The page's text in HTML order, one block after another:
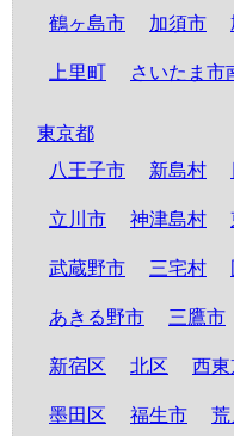
鶴ヶ島市 加須市
上里町 さいたま市
東京都
八王子市
新島村
立川市 神津島村
武蔵野市 三宅村
あきる野市 三鷹市
新宿区 北区 西
墨田区 福生市 荒